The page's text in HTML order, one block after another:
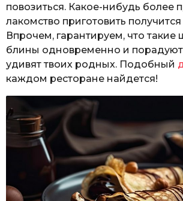
повозиться. Какое-нибудь более
лакомство приготовить
Впрочем, гарантируем, что
блины одновременно и
удивят твоих родных. Подобный
каждом ресторане найдется!